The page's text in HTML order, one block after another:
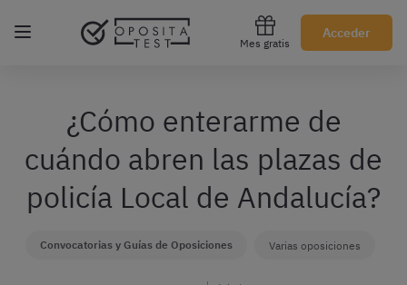
Mes gratis
Acceder
Regístrate gratis
¿Cómo enterarme de
cuándo abren las plazas de
policía Local de Andalucía?
Convocatorias y Guías de Oposiciones Varias oposiciones